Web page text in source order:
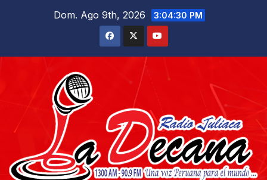
Dom. Ago 9th, 2026 3:04:31 PM